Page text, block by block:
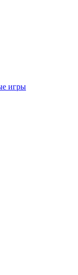
игры